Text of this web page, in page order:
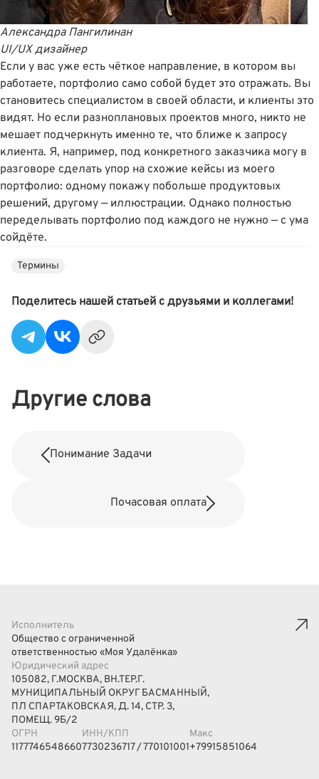
Александра Пангилинан
UI/UX дизайнер
Если у вас уже есть чёткое направление, в котором вы
работаете, портфолио само собой будет это отражать. Вы
становитесь специалистом в своей области, и клиенты это
видят. Но если разноплановых проектов много, никто не
мешает подчеркнуть именно те, что ближе к запросу
клиента. Я, например, под конкретного заказчика могу в
разговоре сделать упор на схожие кейсы из моего
портфолио: одному покажу побольше продуктовых
решений, другому — иллюстрации. Однако полностью
переделывать портфолио под каждого не нужно — с ума
сойдёте.
Термины
Поделитесь нашей статьей с друзьями и коллегами!
Другие слова
Понимание Задачи
Почасовая оплата
Исполнитель
Общество с ограниченной
ответственностью «Моя Удалёнка»
Юридический адрес
105082, Г.МОСКВА, ВН.ТЕР.Г.
МУНИЦИПАЛЬНЫЙ ОКРУГ БАСМАННЫЙ,
ПЛ СПАРТАКОВСКАЯ, Д. 14, СТР. 3,
ПОМЕЩ. 9Б/2
ОГРН
1177746548660
ИНН/КПП
7730236717 / 770101001
Макс
+79915851064